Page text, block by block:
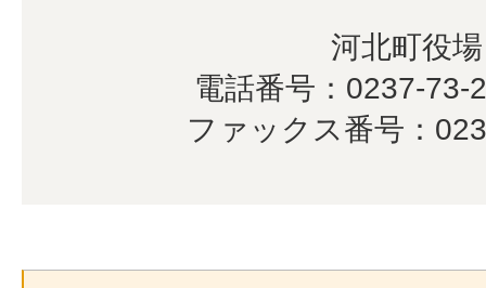
河北町役場
電話番号：0237-73-
ファックス番号：